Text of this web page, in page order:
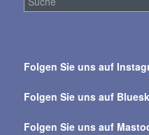
alle
Folgen Sie uns auf
Folgen Sie uns auf
Folgen Sie uns auf